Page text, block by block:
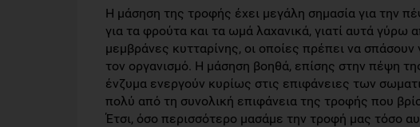
Η μάσηση της τροφής έχει μεγάλη σημασία για την
για τα φρούτα και τα ωμά λαχανικά, γιατί αυτά
μεμβράνες κυτταρίνης, οι οποίες πρέπει να σπάσουν
τον οργανισμό. Η μάσηση βοηθά, επίσης στην πέψη
ένζυμα ενεργούν κυρίως στις επιφάνειες των
πολύ από τη συνολική επιφάνεια της τροφής που
Έτσι, όσο περισσότερο μασάμε την τροφή μας τόσο